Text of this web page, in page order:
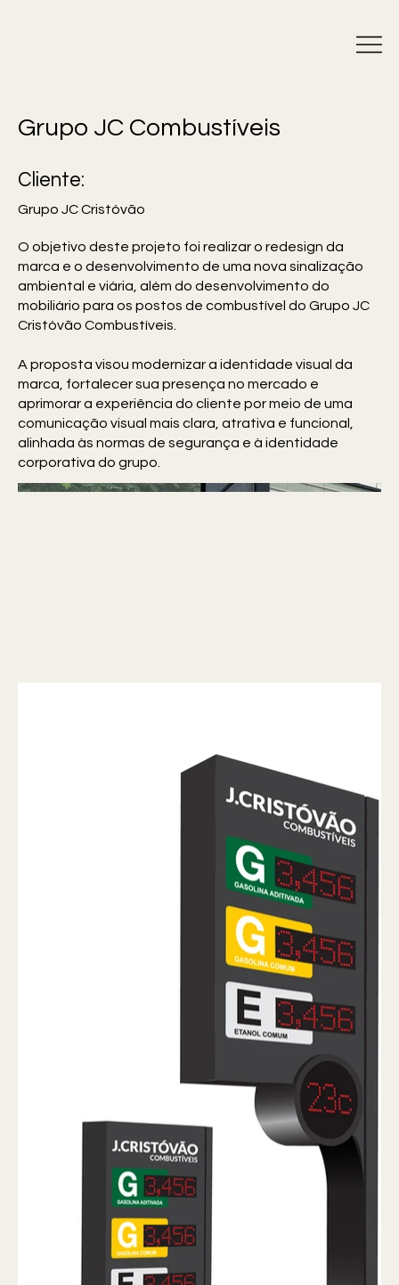
Grupo JC Combustíveis
Cliente:
Grupo JC Cristóvão
O objetivo deste projeto foi realizar o redesign da
marca e o desenvolvimento de uma nova sinalização
ambiental e viária, além do desenvolvimento do
mobiliário para os postos de combustível do Grupo JC
Cristóvão Combustíveis.
A proposta visou modernizar a identidade visual da
marca, fortalecer sua presença no mercado e
aprimorar a experiência do cliente por meio de uma
comunicação visual mais clara, atrativa e funcional,
alinhada às normas de segurança e à identidade
corporativa do grupo.